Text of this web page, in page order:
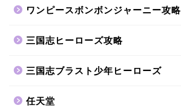
ワンピースボンボンジャーニー攻略
三国志ヒーローズ攻略
三国志ブラスト少年ヒーローズ
任天堂